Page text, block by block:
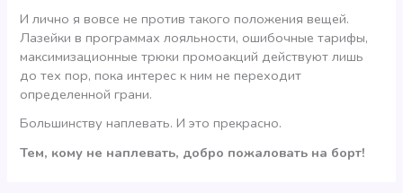
И лично я вовсе не против такого положения вещей.
Лазейки в программах лояльности, ошибочные тарифы,
максимизационные трюки промоакций действуют лишь
до тех пор, пока интерес к ним не переходит
определенной грани.
Большинству наплевать. И это прекрасно.
Тем, кому не наплевать, добро пожаловать на борт!